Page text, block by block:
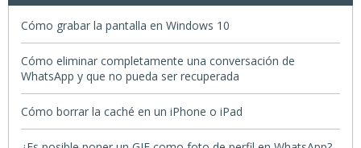
Cómo grabar la pantalla en Windows 10
Cómo eliminar completamente una conversación de
WhatsApp y que no pueda ser recuperada
Cómo borrar la caché en un iPhone o iPad